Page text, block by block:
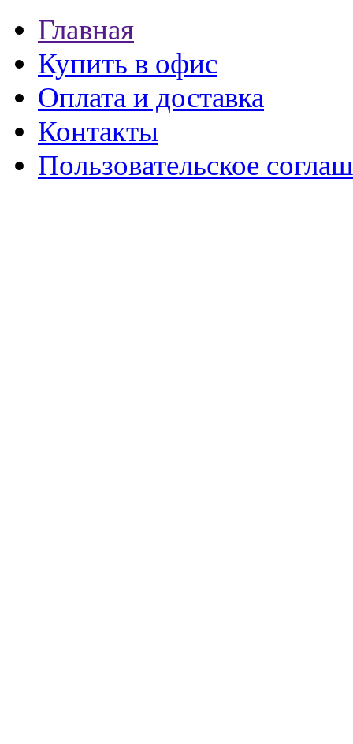
Главная
Купить в офис
Оплата и доставка
Контакты
Пользовательское